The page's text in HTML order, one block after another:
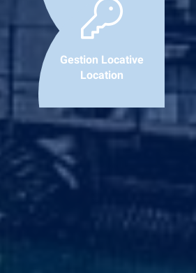
Gestion Locative
Location